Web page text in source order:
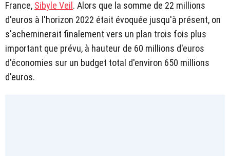
France, Sibyle Veil . Alors que la somme de 22 millions
d'euros à l'horizon 2022 était évoquée jusqu'à présent, on
s'acheminerait finalement vers un plan trois fois plus
important que prévu, à hauteur de 60 millions d'euros
d'économies sur un budget total d'environ 650 millions
d'euros.